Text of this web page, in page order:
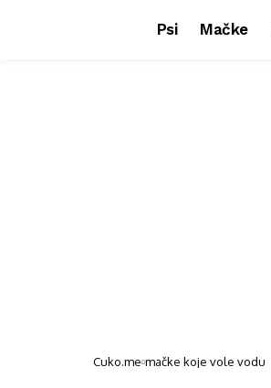
Psi Mačke
Cuko.me mačke koje vole vodu